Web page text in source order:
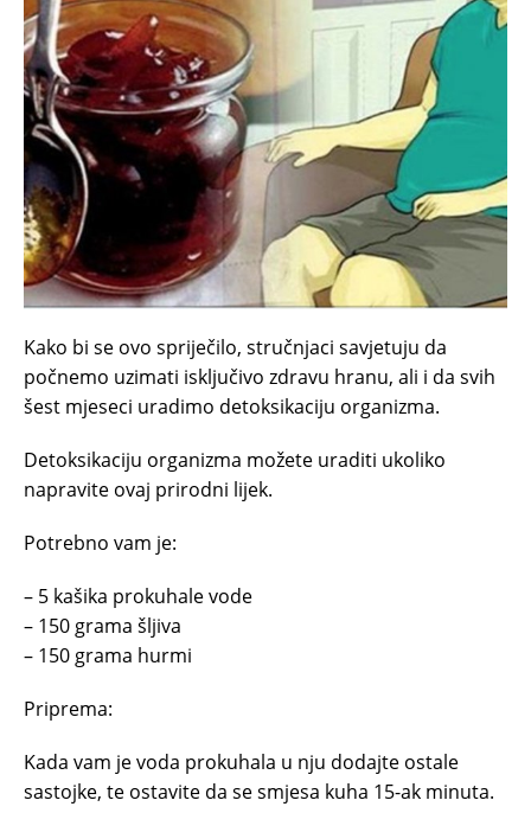
Kako bi se ovo spriječilo, stručnjaci savjetuju da
počnemo uzimati isključivo zdravu hranu, ali i da svih
šest mjeseci uradimo detoksikaciju organizma.
Detoksikaciju organizma možete uraditi ukoliko
napravite ovaj prirodni lijek.
Potrebno vam je:
– 5 kašika prokuhale vode
– 150 grama šljiva
– 150 grama hurmi
Priprema:
Kada vam je voda prokuhala u nju dodajte ostale
sastojke, te ostavite da se smjesa kuha 15-ak minuta.